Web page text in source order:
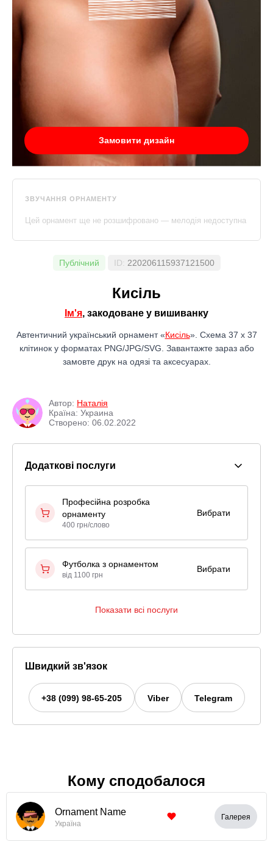
Замовити дизайн
ЗВУЧАННЯ ОРНАМЕНТУ
Цей орнамент ще не розшифровано — мелодія недоступна
Публічний ID: 220206115937121500
Кисiль
Ім'я, закодоване у вишиванку
Автентичний український орнамент «Кисiль». Схема 37 x 37
клітинок у форматах PNG/JPG/SVG. Завантажте зараз або
замовте друк на одязі та аксесуарах.
Автор: Наталiя
Країна: Украина
Створено: 06.02.2022
Додаткові послуги
Професійна розробка
орнаменту
400 грн/слово
Вибрати
Футболка з орнаментом
від 1100 грн
Вибрати
Показати всі послуги
Швидкий зв'язок
+38 (099) 98-65-205 Viber Telegram
Кому сподобалося
Ornament Name
Україна
Галерея